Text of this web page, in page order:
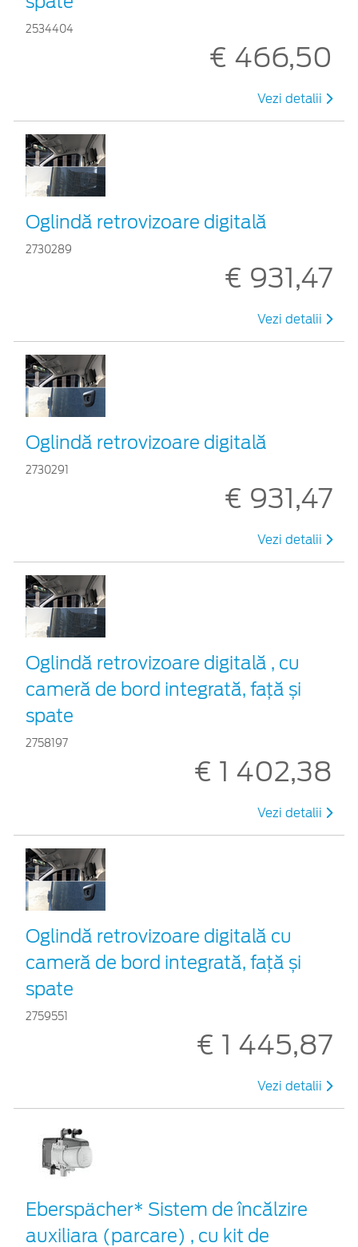
2534404
€ 466,50
Vezi detalii
Oglindă retrovizoare digitală
2730289
€ 931,47
Vezi detalii
Oglindă retrovizoare digitală
2730291
€ 931,47
Vezi detalii
Oglindă retrovizoare digitală , cu
cameră de bord integrată, față și
spate
2758197
€ 1 402,38
Vezi detalii
Oglindă retrovizoare digitală cu
cameră de bord integrată, față și
spate
2759551
€ 1 445,87
Vezi detalii
Eberspächer* Sistem de încălzire
auxiliara (parcare) , cu kit de